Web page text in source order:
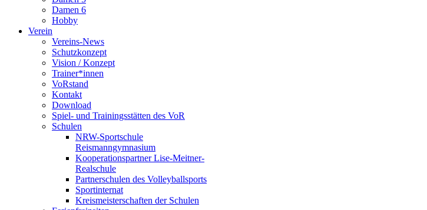
Damen 6
Hobby
Verein
Vereins-News
Schutzkonzept
Vision / Konzept
Trainer*innen
VoRstand
Kontakt
Download
Spiel- und Trainingsstätten des VoR
Schulen
NRW-Sportschule
Reismanngymnasium
Kooperationspartner Lise-Meitner-
Realschule
Partnerschulen des Volleyballsports
Sportinternat
Kreismeisterschaften der Schulen